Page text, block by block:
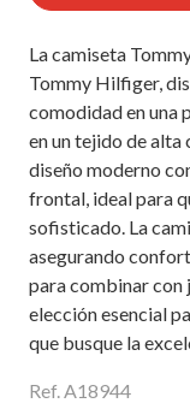
La camiseta
Tommy Hilfiger,
comodidad en una
en un tejido de alta
diseño moderno
frontal, ideal para
sofisticado. La
asegurando
para combinar con
elección esencial
que busque la
Ref. A18944